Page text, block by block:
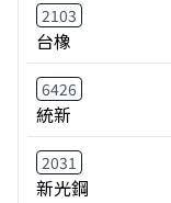
2103
台橡
6426
統新
2031
新光鋼